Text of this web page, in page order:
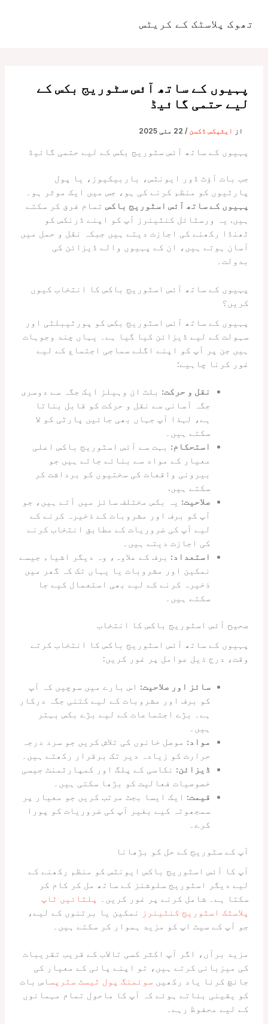
جائیں۔
تھوک پلاسٹک کے کریٹس
پہیوں کے ساتھ آئس سٹوریج بکس کے
لیے حتمی گائیڈ
از ایٹیکس ڈکسن / 22 مئی 2025
پہیوں کے ساتھ آئس سٹوریج بکس کے لیے حتمی گائیڈ
جب بات آؤٹ ڈور ایونٹس، باربیکیوز، یا پول
پارٹیوں کو منظم کرنے کی ہو، جس میں ایک موثر ہو۔
پہیوں کے ساتھ آئس اسٹوریج باکستمام فرق کر سکتے
ہیں. یہ ورسٹائل کنٹینرز آپ کو اپنے ڈرنکس کو
ٹھنڈا رکھنے کی اجازت دیتے ہیں جبکہ نقل و حمل میں
آسان ہوتے ہیں، ان کے پہیوں والے ڈیزائن کی
بدولت۔
پہیوں کے ساتھ آئس اسٹوریج باکس کا انتخاب کیوں
کریں؟
پہیوں کے ساتھ آئس اسٹوریج بکس کو پورٹیبلٹی اور
سہولت کے لیے ڈیزائن کیا گیا ہے۔ یہاں چند وجوہات
ہیں جن پر آپ کو اپنے اگلے سماجی اجتماع کے لیے
غور کرنا چاہیے:
نقل و حرکت: بلٹ ان وہیلز ایک جگہ سے دوسری
جگہ آسانی سے نقل و حرکت کو قابل بناتا
ہے، لہذا آپ جہاں بھی جائیں پارٹی کو لا
سکتے ہیں۔
استحکام: بہت سے آئس اسٹوریج باکس اعلی
معیار کے مواد سے بنائے جاتے ہیں جو
بیرونی واقعات کی سختیوں کو برداشت کر
سکتے ہیں.
صلاحیت: یہ بکس مختلف سائز میں آتے ہیں، جو
آپ کو برف اور مشروبات کے ذخیرہ کرنے کے
لیے آپ کی ضروریات کے مطابق انتخاب کرنے
کی اجازت دیتے ہیں۔
استعداد: برف کے علاوہ، وہ دیگر اشیاء جیسے
نمکین اور مشروبات یا یہاں تک کہ گھر میں
ذخیرہ کرنے کے لیے بھی استعمال کیے جا
سکتے ہیں۔
صحیح آئس اسٹوریج باکس کا انتخاب
پہیوں کے ساتھ آئس اسٹوریج باکس کا انتخاب کرتے
وقت، درج ذیل عوامل پر غور کریں:
سائز اور صلاحیت: اس بارے میں سوچیں کہ آپ
کو برف اور مشروبات کے لیے کتنی جگہ درکار
ہے۔ بڑے اجتماعات کے لیے بڑے بکس بہتر
ہیں۔
مواد: موصل خانوں کی تلاش کریں جو سرد درجہ
حرارت کو زیادہ دیر تک برقرار رکھتے ہیں۔
ڈیزائن: نکاسی کے پلگ اور کمپارٹمنٹ جیسی
خصوصیات فعالیت کو بڑھا سکتی ہیں۔
قیمت: ایک ایسا بجٹ مرتب کریں جو معیار پر
سمجھوتہ کیے بغیر آپ کی ضروریات کو پورا
کرے۔
آپ کے سٹوریج کے حل کو بڑھانا
آپ کا آئس اسٹوریج باکس ایونٹس کو منظم رکھنے کے
لیے دیگر اسٹوریج سلوشنز کے ساتھ مل کر کام کر
سکتا ہے۔ شامل کرنے پر غور کریں۔
پلٹائیں ٹاپ
پلاسٹک اسٹوریج کنٹینرز
نمکین یا برتنوں کے لیے،
جو آپ کے سیٹ اپ کو مزید ہموار کر سکتے ہیں۔
مزید برآں، اگر آپ اکثر کسی تالاب کے قریب تقریبات
کی میزبانی کرتے ہیں، تو اپنے پانی کے معیار کی
جانچ کرنا یاد رکھیں سوئمنگ پول ٹیسٹ سٹرپساس بات
کو یقینی بناتے ہوئے کہ آپ کا ماحول تمام مہمانوں
کے لیے محفوظ رہے۔